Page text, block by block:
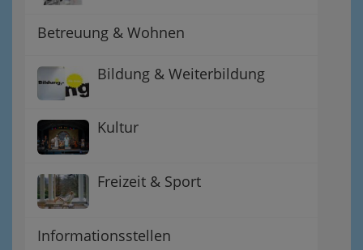
Betreuung & Wohnen
Bildung & Weiterbildung
Kultur
Freizeit & Sport
Informationsstellen